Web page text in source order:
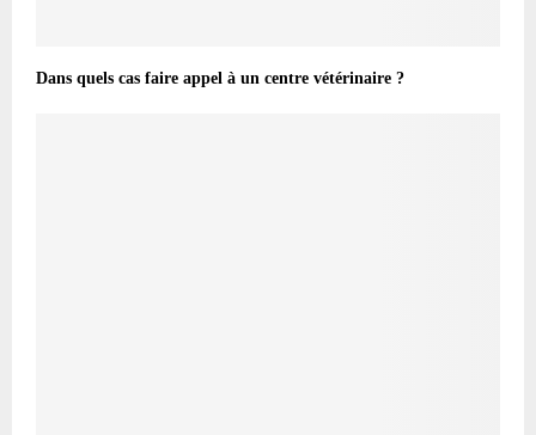
Dans quels cas faire appel à un centre vétérinaire ?